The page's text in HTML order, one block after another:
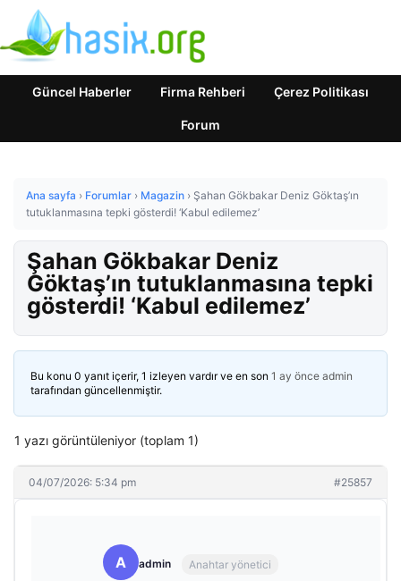
Güncel Haberler Firma Rehberi Çerez Politikası
Forum
Ana sayfa › Forumlar › Magazin › Şahan Gökbakar Deniz Göktaş’ın
tutuklanmasına tepki gösterdi! ‘Kabul edilemez’
Şahan Gökbakar Deniz
Göktaş’ın tutuklanmasına tepki
gösterdi! ‘Kabul edilemez’
Bu konu 0 yanıt içerir, 1 izleyen vardır ve en son 1 ay önce admin
tarafından güncellenmiştir.
1 yazı görüntüleniyor (toplam 1)
04/07/2026: 5:34 pm #25857
A admin Anahtar yönetici